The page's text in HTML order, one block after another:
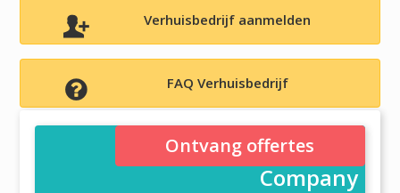
Verhuisbedrijf aanmelden
FAQ Verhuisbedrijf
Gentle Giant Moving
Company
Ontvang offertes